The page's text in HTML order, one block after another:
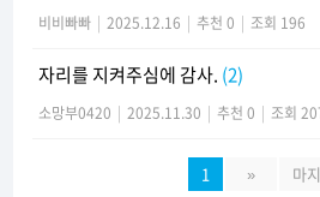
비비빠빠 | 2025.12.16 | 추천 0 | 조회 196
자리를 지켜주심에 감사. (2)
소망부0420 | 2025.11.30 | 추천 0 | 조회
1 » 마